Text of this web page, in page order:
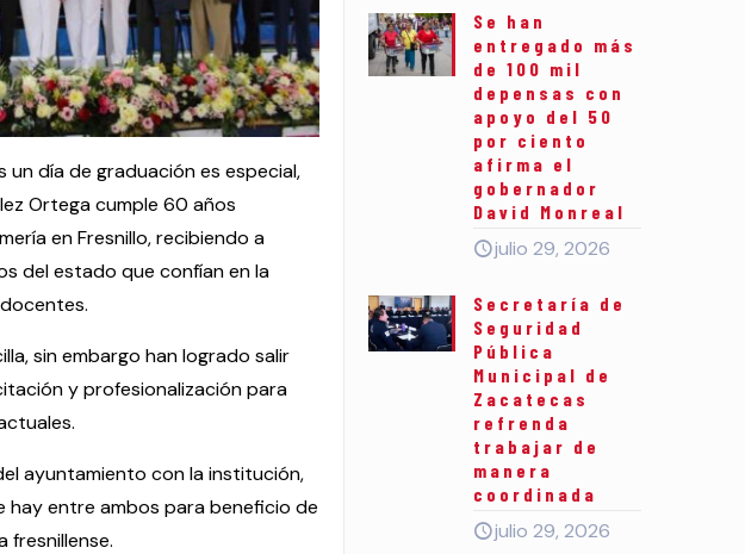
un día de graduación es especial,
Ortega cumple 60 años
en Fresnillo, recibiendo a
del estado que confían en la
sin embargo han logrado salir
y profesionalización para
ayuntamiento con la institución,
hay entre ambos para beneficio de
fresnillense.
Se han
entregado más
de 100 mil
depensas con
apoyo del 50
por ciento
afirma el
gobernador
David Monreal
julio 29, 2026
Secretaría de
Seguridad
Pública
Municipal de
Zacatecas
refrenda
trabajar de
manera
coordinada
julio 29, 2026